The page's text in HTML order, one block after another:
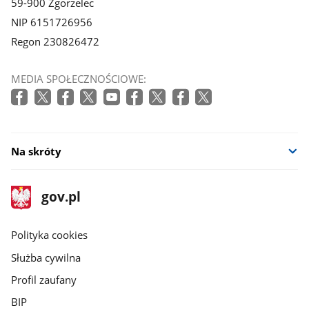
59-900 Zgorzelec
NIP 6151726956
Regon 230826472
MEDIA SPOŁECZNOŚCIOWE:
Na skróty
stopka
gov.pl
Strona
gov.pl
gov.pl
Polityka cookies
Służba cywilna
Profil zaufany
BIP